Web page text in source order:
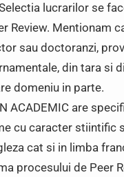
lucrarilor se
Review. Mentionam
sau doctoranzi,
din tara si
domeniu in parte.
ACADEMIC are
cu caracter stiintific
cat si in limba
procesului de Peer